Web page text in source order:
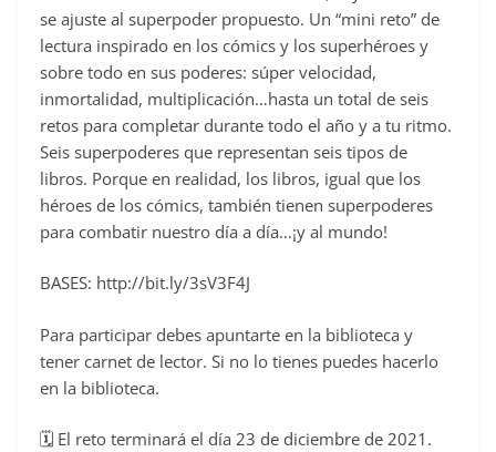
o
o
k
se ajuste al superpoder propuesto. Un “mini reto” de
lectura inspirado en los cómics y los superhéroes y
sobre todo en sus poderes: súper velocidad,
inmortalidad, multiplicación…hasta un total de seis
retos para completar durante todo el año y a tu ritmo.
Seis superpoderes que representan seis tipos de
libros. Porque en realidad, los libros, igual que los
héroes de los cómics, también tienen superpoderes
para combatir nuestro día a día…¡y al mundo!
BASES: http://bit.ly/3sV3F4J
Para participar debes apuntarte en la biblioteca y
tener carnet de lector. Si no lo tienes puedes hacerlo
en la biblioteca.
🗓 El reto terminará el día 23 de diciembre de 2021.